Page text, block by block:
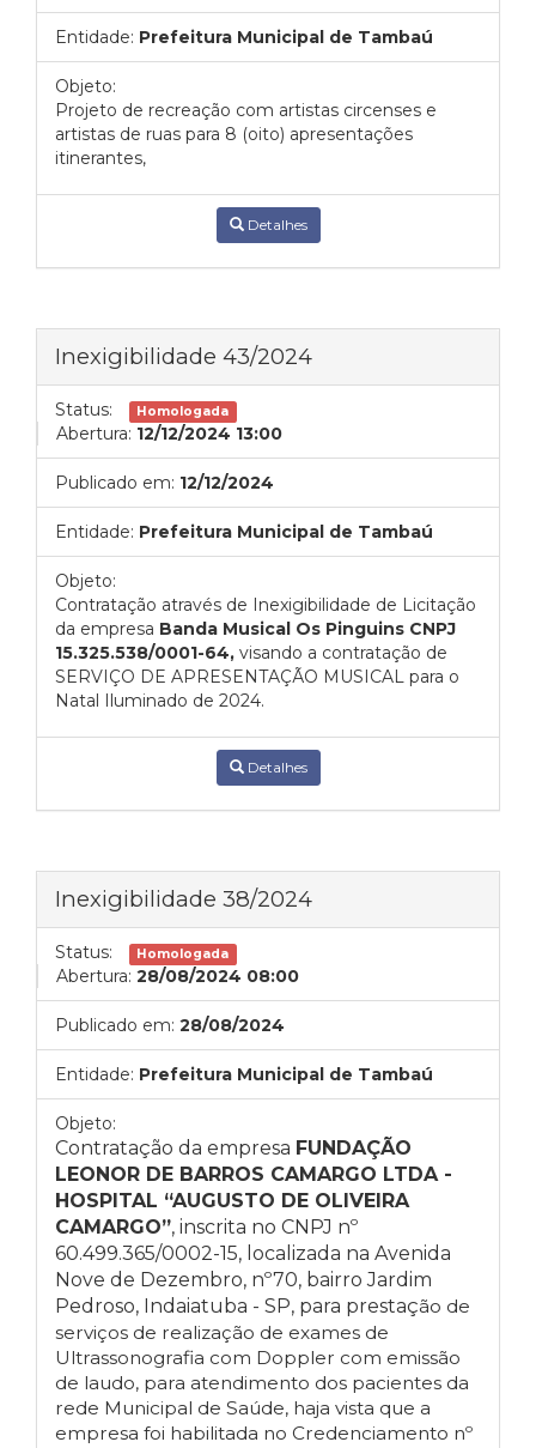
Entidade: Prefeitura Municipal de Tambaú
Objeto:
Projeto de recreação com artistas circenses e
artistas de ruas para 8 (oito) apresentações
itinerantes,
Detalhes
Inexigibilidade 43/2024
Status: Homologada
Abertura: 12/12/2024 13:00
Publicado em: 12/12/2024
Entidade: Prefeitura Municipal de Tambaú
Objeto:
Contratação através de Inexigibilidade de Licitação
da empresa Banda Musical Os Pinguins CNPJ
15.325.538/0001-64, visando a contratação de
SERVIÇO DE APRESENTAÇÃO MUSICAL para o
Natal Iluminado de 2024.
Detalhes
Inexigibilidade 38/2024
Status: Homologada
Abertura: 28/08/2024 08:00
Publicado em: 28/08/2024
Entidade: Prefeitura Municipal de Tambaú
Objeto:
Contratação da empresa FUNDAÇÃO
LEONOR DE BARROS CAMARGO LTDA -
HOSPITAL “AUGUSTO DE OLIVEIRA
CAMARGO”, inscrita no CNPJ nº
60.499.365/0002-15, localizada na Avenida
Nove de Dezembro, nº70, bairro Jardim
Pedroso, Indaiatuba - SP, para prestação de
serviços de realização de exames de
Ultrassonografia com Doppler com emissão
de laudo, para atendimento dos pacientes da
rede Municipal de Saúde, haja vista que a
empresa foi habilitada no Credenciamento nº